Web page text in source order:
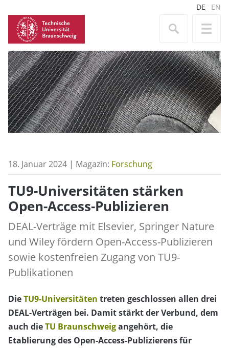
DE EN
18. Januar 2024 | Magazin: Forschung
TU9-Universitäten stärken
Open-Access-Publizieren
DEAL-Verträge mit Elsevier, Springer Nature
und Wiley fördern Open-Access-Publizieren
sowie kostenfreien Zugang von TU9-
Publikationen
DieTU9-Universitäten treten geschlossen allen drei
DEAL-Verträgen bei. Damit stärkt der Verbund, dem
auch dieTU Braunschweigangehört, die
Etablierung des Open-Access-Publizierens für